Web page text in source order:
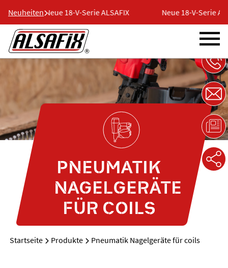
NeuheitenNeue 18-V-Serie ALSAFIX Neue 18-V-Serie ALSAFIX
PNEUMATIK
NAGELGERÄTE
FÜR COILS
Startseite Produkte Pneumatik Nagelgeräte für coils